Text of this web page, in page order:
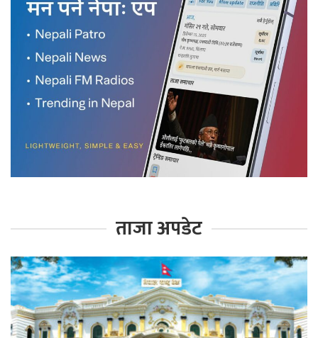
ताजा अपडेट